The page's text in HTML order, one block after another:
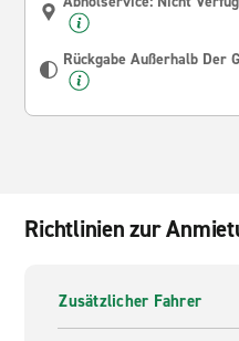
Rückgabe Außerhalb Der
Richtlinien zur
Zusätzlicher Fahrer